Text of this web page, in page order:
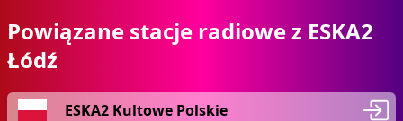
Powiązane stacje radiowe z ESKA2
Łódź
ESKA2 Kultowe Polskie